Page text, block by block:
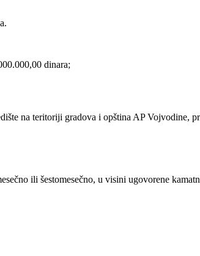
dinara;
na teritoriji gradova i opština AP Vojvodine,
ili šestomesečno, u visini ugovorene